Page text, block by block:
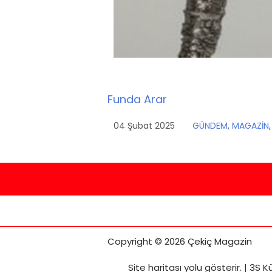
Funda Arar
04 Şubat 2025 GÜNDEM, MAGAZİN
Copyright © 2026 Çekiç Magazin
Site haritasıyolu gösterir. | 3S